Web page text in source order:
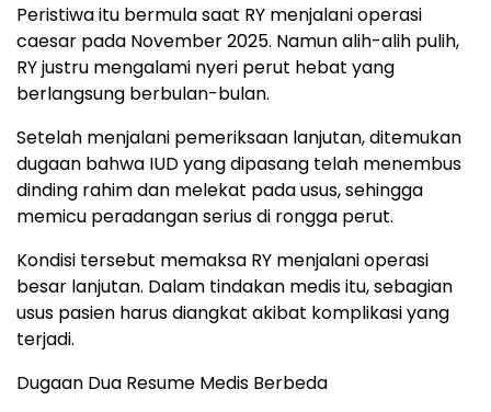
Peristiwa itu bermula saat RY menjalani operasi
caesar pada November 2025. Namun alih-alih pulih,
RY justru mengalami nyeri perut hebat yang
berlangsung berbulan-bulan.
Setelah menjalani pemeriksaan lanjutan, ditemukan
dugaan bahwa IUD yang dipasang telah menembus
dinding rahim dan melekat pada usus, sehingga
memicu peradangan serius di rongga perut.
Kondisi tersebut memaksa RY menjalani operasi
besar lanjutan. Dalam tindakan medis itu, sebagian
usus pasien harus diangkat akibat komplikasi yang
terjadi.
Dugaan Dua Resume Medis Berbeda